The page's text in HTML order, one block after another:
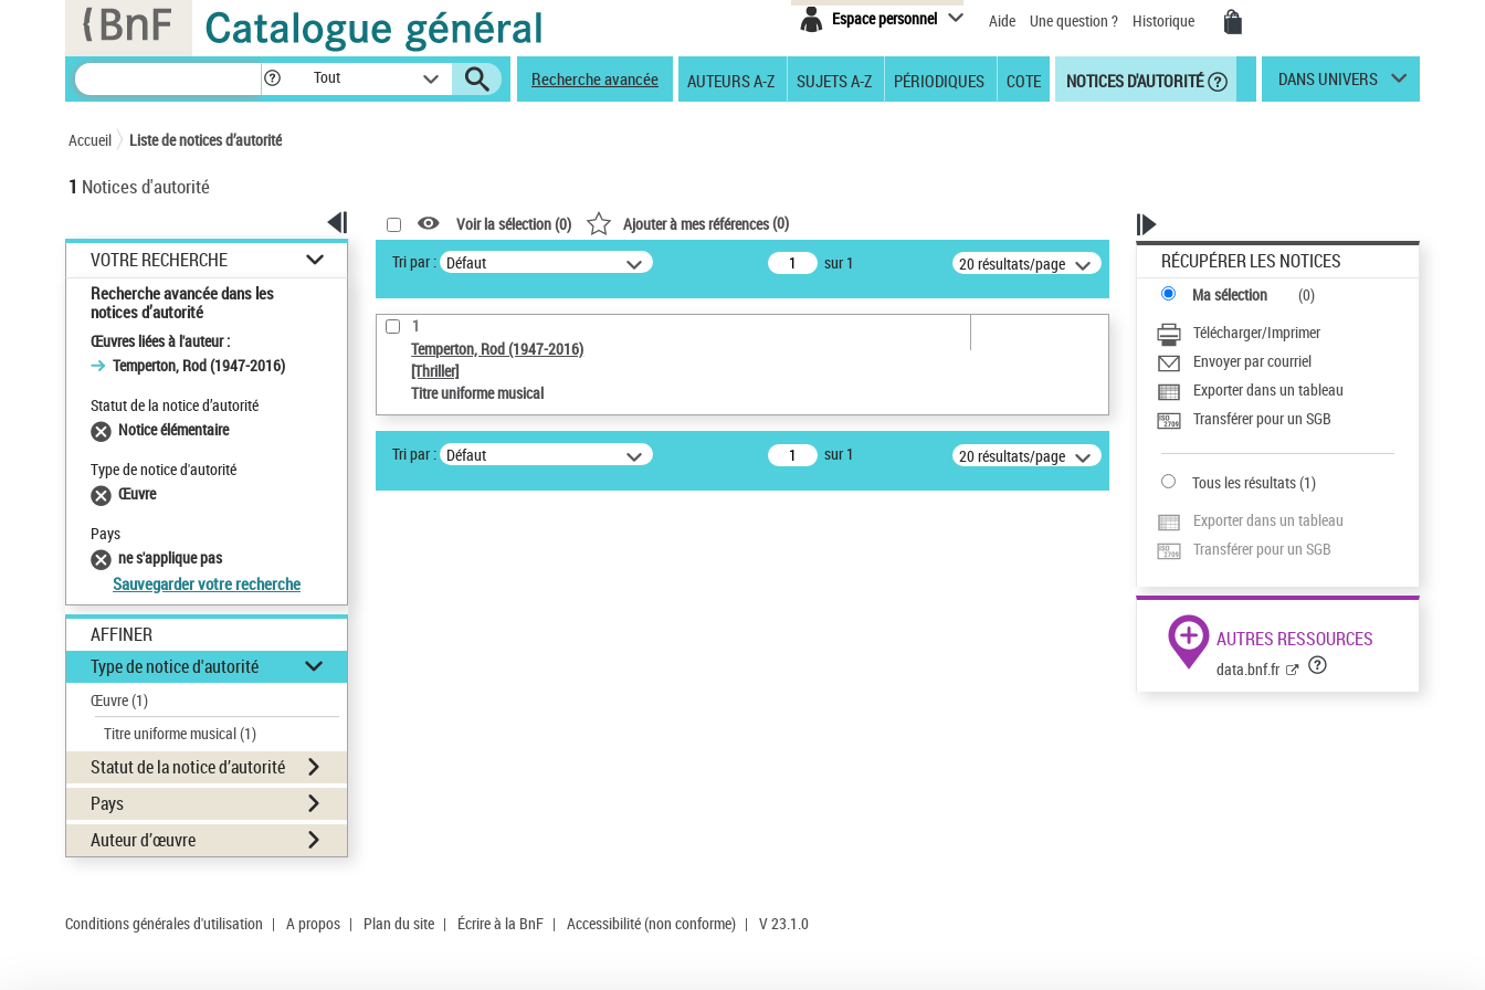
Espace personnel Aide Une question ? Historique
Tout Recherche avancée AUTEURS A-Z SUJETS A-Z PÉRIODIQUES COTE NOTICES D'AUTORITÉ DANS UNIVERS
Accueil Liste de notices d’autorité
1 Notices d'autorité
VOTRE RECHERCHE
Recherche avancée dans les
notices d’autorité
Œuvres liées à l'auteur :
Temperton, Rod (1947-2016)
Statut de la notice d’autorité
Notice élémentaire
Type de notice d'autorité
Œuvre
Pays
ne s'applique pas
Sauvegarder votre recherche
AFFINER
Type de notice d'autorité
Œuvre(1)
Titre uniforme musical(1)
Statut de la notice d’autorité
Pays
Auteur d’œuvre
Voir la sélection (0) Ajouter à mes références(0)
Tri par : Défaut sur 1 20 résultats/page
1
Temperton, Rod (1947-2016)
[Thriller]
Titre uniforme musical
Tri par : Défaut sur 1 20 résultats/page
RÉCUPÉRER LES NOTICES
Ma sélection (0)
Télécharger/Imprimer
Envoyer par courriel
Exporter dans un tableau
Transférer pour un SGB
Tous les résultats(1)
Exporter dans un tableau
Transférer pour un SGB
AUTRES RESSOURCES
data.bnf.fr
Conditions générales d'utilisation | A propos | Plan du site | Écrire à la BnF | Accessibilité (non conforme) | V 23.1.0
Panneau de gestion des cookies